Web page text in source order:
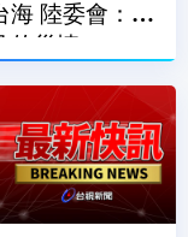
海 陸委會：顧
的災情